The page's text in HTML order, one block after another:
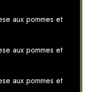
aux pommes et
aux pommes et
aux pommes et